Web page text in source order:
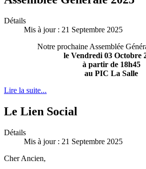
Détails
Mis à jour : 21 Septembre 2025
Notre prochaine Assemblée
le Vendredi 03 Octobre
à partir de 18h45
au PIC La Salle
Lire la suite...
Le Lien Social
Détails
Mis à jour : 21 Septembre 2025
Cher Ancien,